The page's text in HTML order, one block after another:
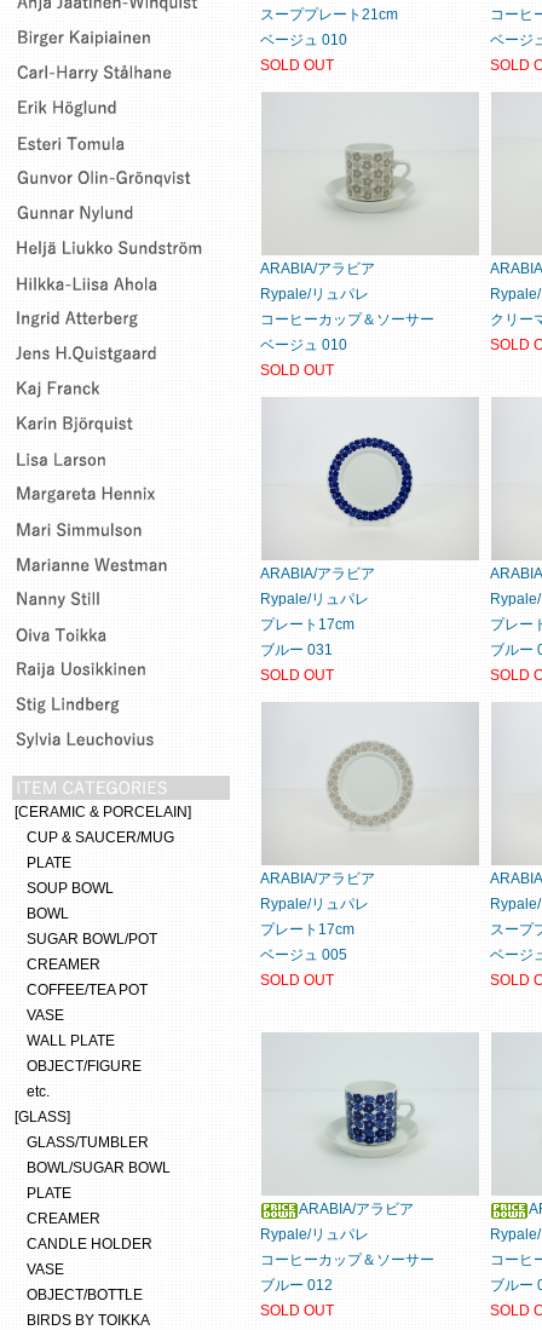
スーププレート21cm
ベージュ 010
SOLD OUT
コーヒ
ベージ
SOLD
ARABIA/アラビア
Rypale/リュパレ
コーヒーカップ＆ソーサー
ベージュ 010
SOLD OUT
クリー
SOLD
ARABIA/アラビア
Rypale/リュパレ
プレート17cm
ブルー 031
SOLD OUT
プレー
ブルー
SOLD
ARABIA/アラビア
Rypale/リュパレ
プレート17cm
ベージュ 005
SOLD OUT
スープ
ベージ
SOLD
ARABIA/アラビア
Rypale/リュパレ
コーヒーカップ＆ソーサー
ブルー 012
SOLD OUT
コーヒ
ブルー
SOLD
[CERAMIC & PORCELAIN]
CUP & SAUCER/MUG
PLATE
SOUP BOWL
BOWL
SUGAR BOWL/POT
CREAMER
COFFEE/TEA POT
VASE
WALL PLATE
OBJECT/FIGURE
etc.
[GLASS]
GLASS/TUMBLER
BOWL/SUGAR BOWL
PLATE
CREAMER
CANDLE HOLDER
VASE
OBJECT/BOTTLE
BIRDS BY TOIKKA